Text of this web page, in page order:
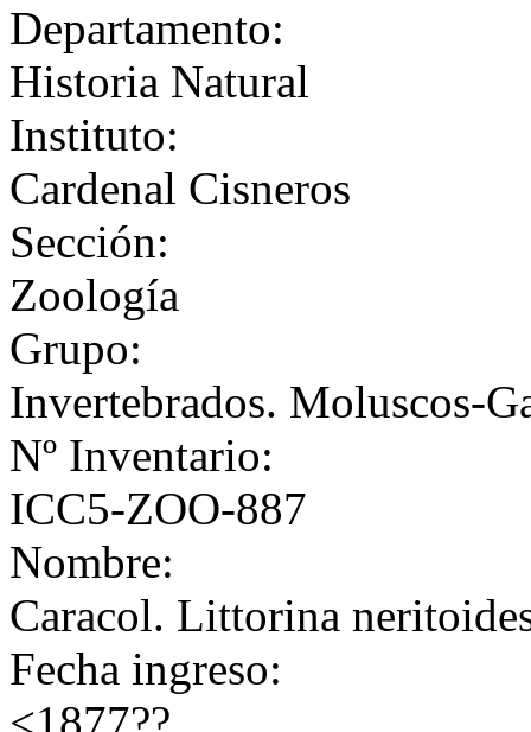
Departamento:
Historia Natural
Instituto:
Cardenal Cisneros
Sección:
Zoología
Grupo:
Invertebrados. Moluscos-
Nº Inventario:
ICC5-ZOO-887
Nombre:
Caracol. Littorina
Fecha ingreso:
<1877??